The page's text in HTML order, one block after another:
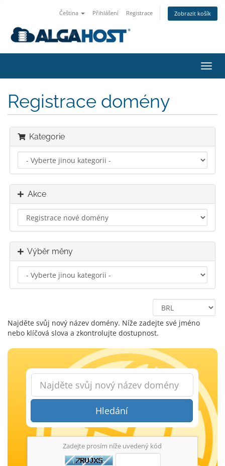
Čeština Přihlášení Registrace Zobrazit košík
Registrace domény
Kategorie
Akce
Výběr měny
Najděte svůj nový název domény. Níže zadejte své jméno
nebo klíčová slova a zkontrolujte dostupnost.
Hledání
Zadejte prosím níže uvedený kód